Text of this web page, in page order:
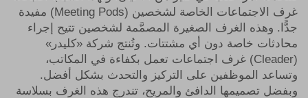
غرف الاجتماعات الخاصة لشخصين (Meeting Pods) مفيدة
جدًّا. وهذه الغرف الصغيرة المصمَّمة لشخصين تتيح إجراء
محادثات خاصة دون أي مشتتات. وتُنتج شركة «كليدر»
(Cleader) غرف اجتماعات تعمل بكفاءة في المكاتب،
وتساعد الموظفين على التركيز والتحدث بشكل أفضل.
وبفضل تصميمها الدافئ والمريح، تندرج هذه الغرف بسلاسة